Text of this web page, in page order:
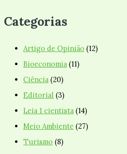
Categorias
Artigo de Opinião (12)
Bioeconomia (11)
Ciência (20)
Editorial (3)
Leia 1 cientista (14)
Meio Ambiente (27)
Turismo (8)